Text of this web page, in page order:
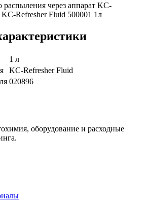
распыления через аппарат KC-
Refresher Fluid 500001 1л
1 л
KC-Refresher Fluid
020896
оборудование и расходные